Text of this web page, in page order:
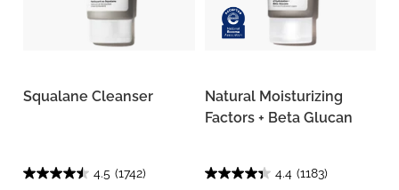
Squalane Cleanser
4.5 (1742)
Natural Moisturizing
Factors + Beta Glucan
4.4 (1183)